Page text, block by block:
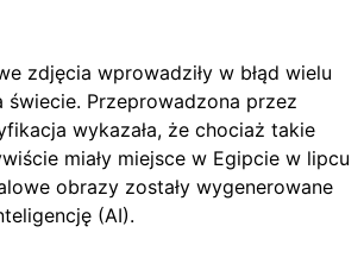
zdjęcia wprowadziły w błąd wielu
Przeprowadzona przez
wykazała, że chociaż takie
miały miejsce w Egipcie w lipcu
obrazy zostały wygenerowane
(AI).